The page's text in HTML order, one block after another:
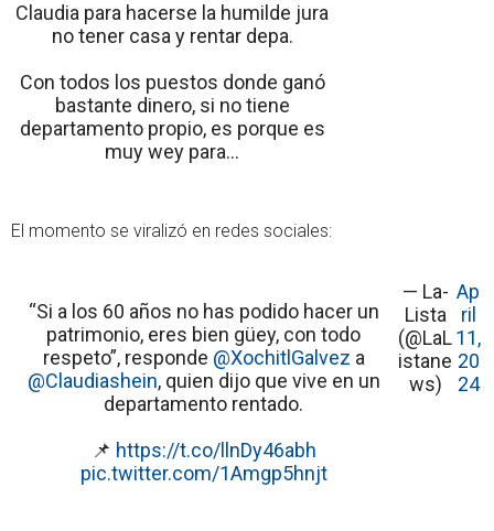
Claudia para hacerse la humilde jura
no tener casa y rentar depa.
Con todos los puestos donde ganó
bastante dinero, si no tiene
departamento propio, es porque es
muy wey para…
El momento se viralizó en redes sociales:
“Si a los 60 años no has podido hacer un
patrimonio, eres bien güey, con todo
respeto”, responde @XochitlGalvez a
@Claudiashein, quien dijo que vive en un
departamento rentado.
📌 https://t.co/llnDy46abh
pic.twitter.com/1Amgp5hnjt
— La-
Lista
(@LaL
istane
ws)
Ap
ril
11,
20
24